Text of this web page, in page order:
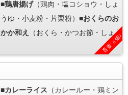
■鶏唐揚げ（鶏肉・塩コショウ・しょ
うゆ・小麦粉・片栗粉）■おくらのお
かか和え
（おくら・かつお節・しょう
音香’ｓ畑♪
■カレーライス （カレールー・鶏ミン